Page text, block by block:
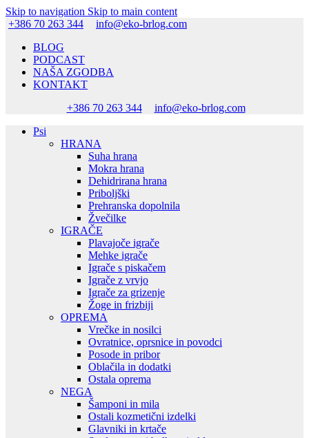
Skip to navigation Skip to main content
+386 70 263 344
info@eko-brlog.com
BLOG
PODCAST
NAŠA ZGODBA
KONTAKT
+386 70 263 344
info@eko-brlog.com
Psi
HRANA
Suha hrana
Mokra hrana
Dehidrirana hrana
Priboljški
Prehranska dopolnila
Žvečilke
IGRAČE
Plavajoče igrače
Mehke igrače
Igrače s piskačem
Igrače z vrvjo
Igrače za grizenje
Žoge in frizbiji
OPREMA
Vrečke in nosilci
Ovratnice, oprsnice in povodci
Posode in pribor
Oblačila in dodatki
Ostala oprema
NEGA
Šamponi in mila
Ostali kozmetični izdelki
Glavniki in krtače